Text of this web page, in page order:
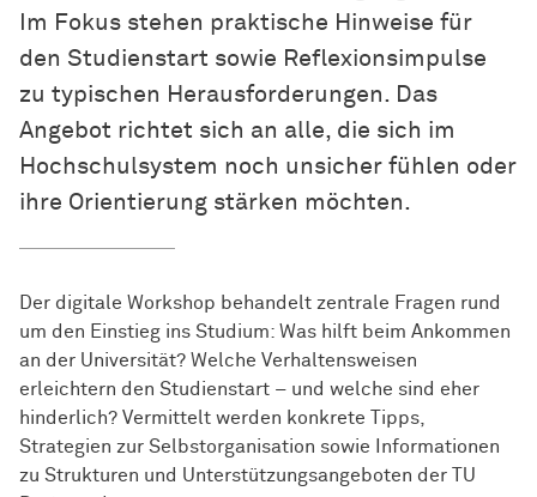
Im Fokus stehen praktische Hinweise für
den Studienstart sowie Reflexionsimpulse
zu typischen Herausforderungen. Das
Angebot richtet sich an alle, die sich im
Hochschulsystem noch unsicher fühlen oder
ihre Orientierung stärken möchten.
Der digitale Workshop behandelt zentrale Fragen rund
um den Einstieg ins Studium: Was hilft beim Ankommen
an der Universität? Welche Verhaltensweisen
erleichtern den Studienstart – und welche sind eher
hinderlich? Vermittelt werden konkrete Tipps,
Strategien zur Selbstorganisation sowie Informationen
zu Strukturen und Unterstützungsangeboten der TU